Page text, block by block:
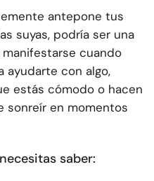
antepone tus
suyas, podría ser una
cuando
ayudarte con algo,
estás cómodo o hacen
sonreír en momentos
saber: